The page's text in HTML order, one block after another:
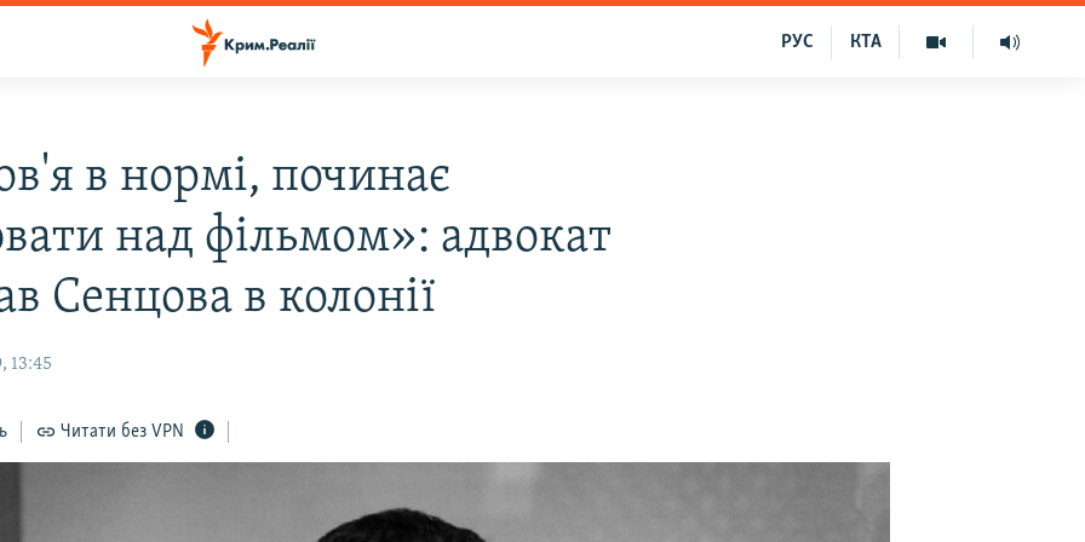
КТА
РУС
в нормі, починає
над фільмом»: адвокат
Сенцова в колонії
13:45
Читати без VPN